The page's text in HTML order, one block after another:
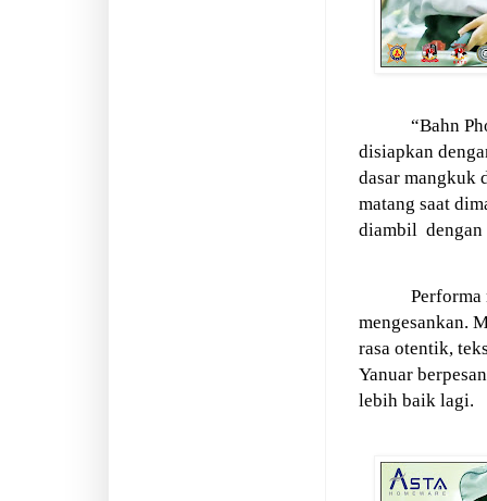
“Bahn
disiapkan
dasar mangkuk
matang saat
diambil
mengesankan.
rasa otentik,
Yanuar
lebih baik lagi.